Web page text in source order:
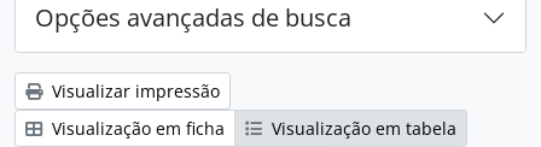
Opções avançadas de busca
Visualizar impressão
Visualização em ficha
Visualização em tabela